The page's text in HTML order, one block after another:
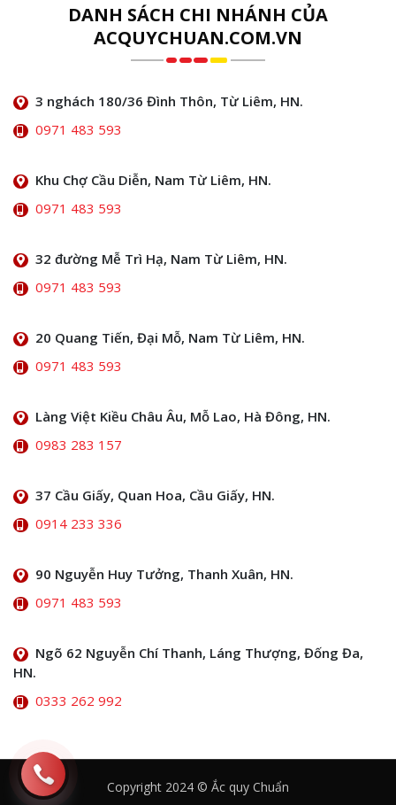
DANH SÁCH CHI NHÁNH CỦA
ACQUYCHUAN.COM.VN
3 nghách 180/36 Đình Thôn, Từ Liêm, HN.
0971 483 593
Khu Chợ Cầu Diễn, Nam Từ Liêm, HN.
0971 483 593
32 đường Mễ Trì Hạ, Nam Từ Liêm, HN.
0971 483 593
20 Quang Tiến, Đại Mỗ, Nam Từ Liêm, HN.
0971 483 593
Làng Việt Kiều Châu Âu, Mỗ Lao, Hà Đông, HN.
0983 283 157
37 Cầu Giấy, Quan Hoa, Cầu Giấy, HN.
0914 233 336
90 Nguyễn Huy Tưởng, Thanh Xuân, HN.
0971 483 593
Ngõ 62 Nguyễn Chí Thanh, Láng Thượng, Đống Đa,
HN.
0333 262 992
Copyright 2024 © Ắc quy Chuẩn